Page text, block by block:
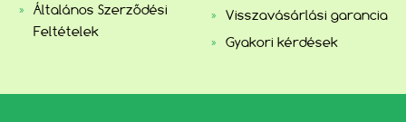
Általános Szerződési
Feltételek
Visszavásárlási garancia
Gyakori kérdések